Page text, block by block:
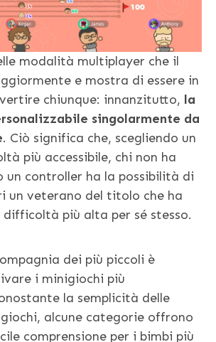
modalità multiplayer che il
e mostra di essere in
chiunque: innanzitutto, la
singolarmente da
. Ciò significa che, scegliendo un
più accessibile, chi non ha
un controller ha la possibilità di
un veterano del titolo che ha
più alta per sé stesso.
dei più piccoli è
i minigiochi più
la semplicità delle
alcune categorie offrono
comprensione per i bimbi più